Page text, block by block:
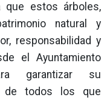
que estos árboles,
natural y
responsabilidad y
el Ayuntamiento
garantizar su
de todos los que